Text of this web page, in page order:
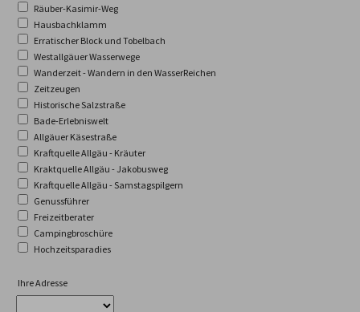
Räuber-Kasimir-Weg
Hausbachklamm
Erratischer Block und Tobelbach
Westallgäuer Wasserwege
Wanderzeit - Wandern in den WasserReichen
Zeitzeugen
Historische Salzstraße
Bade-Erlebniswelt
Allgäuer Käsestraße
Kraftquelle Allgäu - Kräuter
Kraktquelle Allgäu - Jakobusweg
Kraftquelle Allgäu - Samstagspilgern
Genussführer
Freizeitberater
Campingbroschüre
Hochzeitsparadies
Ihre Adresse